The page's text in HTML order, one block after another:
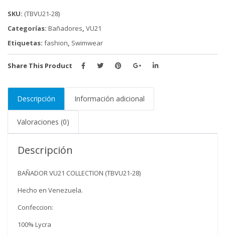
SKU: (TBVU21-28)
Categorías: Bañadores, VU21
Etiquetas: fashion, Swimwear
Share This Product
Descripción Información adicional
Valoraciones (0)
Descripción
BAÑADOR VU21 COLLECTION (TBVU21-28)
Hecho en Venezuela.
Confeccion:
100% Lycra